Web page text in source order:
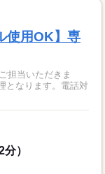
使用OK】専
担当いただきま
となります。電話対
）